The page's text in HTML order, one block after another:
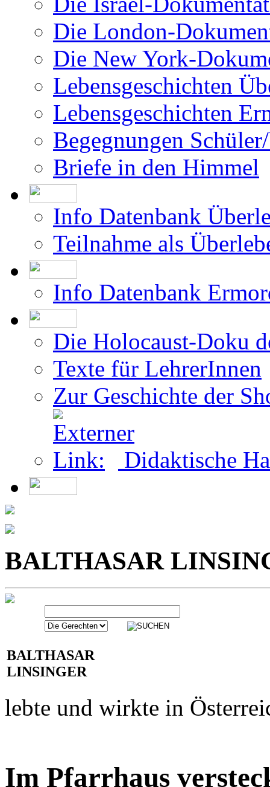
Die London-
Die New York-
Lebensgeschichten
Lebensgeschichten
Begegnungen
Briefe in den Himmel
Info Datenbank
Teilnahme als
Info Datenbank
Die Holocaust-Doku
Texte für LehrerInnen
Zur Geschichte der
Didaktische
BALTHASAR
BALTHASAR
LINSINGER
lebte und wirkte in
Im Pfarrhaus